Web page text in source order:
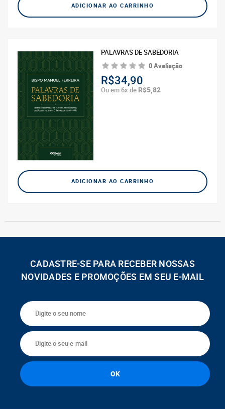
ADICIONAR AO CARRINHO
PALAVRAS DE SABEDORIA
0 Avaliação
R$34,90
Ou em 6x de R$5,82
ADICIONAR AO CARRINHO
CADASTRE-SE PARA RECEBER NOSSAS
NOVIDADES E PROMOÇÕES EM SEU E-MAIL